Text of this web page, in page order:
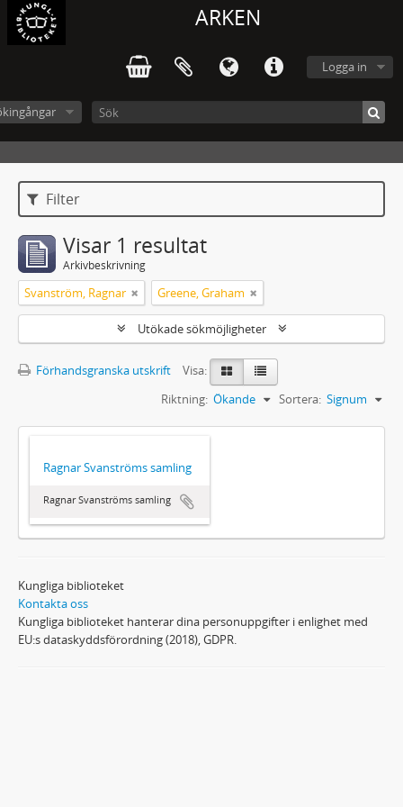
ARKEN
Logga in
Filter
Visar 1 resultat
Arkivbeskrivning
Svanström, Ragnar Greene, Graham
Utökade sökmöjligheter
Förhandsgranska utskrift
Visa:
Sortera: Signum
Riktning: Ökande
Ragnar Svanströms samling
Ragnar Svanströms samling
Kungliga biblioteket
Kontakta oss
Kungliga biblioteket hanterar dina personuppgifter i enlighet med
EU:s dataskyddsförordning (2018), GDPR.